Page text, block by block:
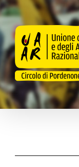
Salta
al
contenuto